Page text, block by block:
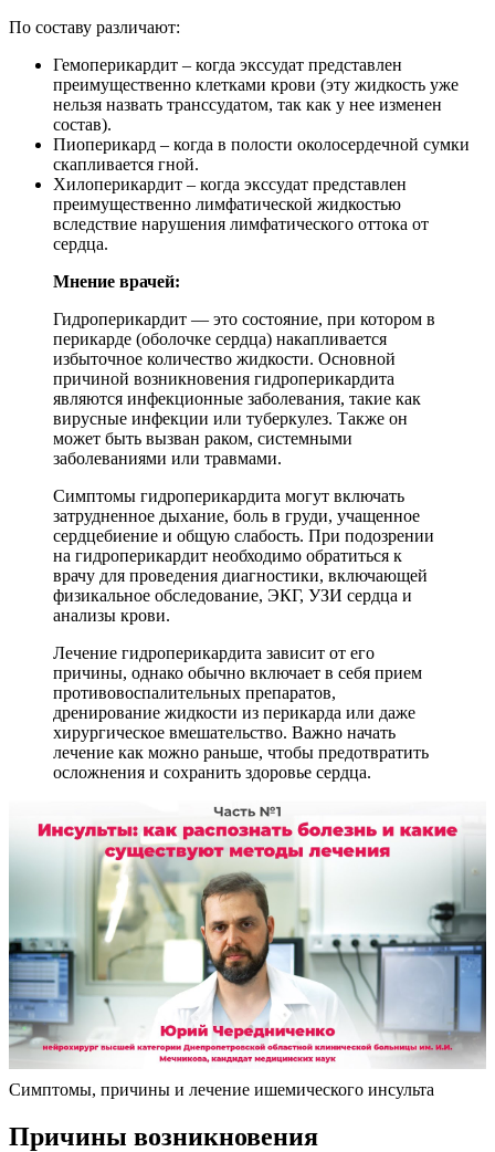
По составу различают:
Гемоперикардит – когда экссудат представлен
преимущественно клетками крови (эту жидкость уже
нельзя назвать транссудатом, так как у нее изменен
состав).
Пиоперикард – когда в полости околосердечной сумки
скапливается гной.
Хилоперикардит – когда экссудат представлен
преимущественно лимфатической жидкостью
вследствие нарушения лимфатического оттока от
сердца.
Мнение врачей:
Гидроперикардит — это состояние, при котором в
перикарде (оболочке сердца) накапливается
избыточное количество жидкости. Основной
причиной возникновения гидроперикардита
являются инфекционные заболевания, такие как
вирусные инфекции или туберкулез. Также он
может быть вызван раком, системными
заболеваниями или травмами.
Симптомы гидроперикардита могут включать
затрудненное дыхание, боль в груди, учащенное
сердцебиение и общую слабость. При подозрении
на гидроперикардит необходимо обратиться к
врачу для проведения диагностики, включающей
физикальное обследование, ЭКГ, УЗИ сердца и
анализы крови.
Лечение гидроперикардита зависит от его
причины, однако обычно включает в себя прием
противовоспалительных препаратов,
дренирование жидкости из перикарда или даже
хирургическое вмешательство. Важно начать
лечение как можно раньше, чтобы предотвратить
осложнения и сохранить здоровье сердца.
Симптомы, причины и лечение ишемического инсульта
Причины возникновения